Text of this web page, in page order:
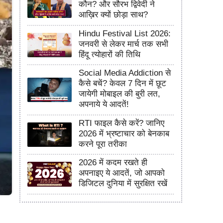
कौन? और सौरभ द्विवेदी ने
आख़िर क्यों छोड़ा साथ?
Hindu Festival List 2026:
जनवरी से लेकर मार्च तक सभी
हिंदू त्योहारों की तिथि
Social Media Addiction से
कैसे बचें? केवल 7 दिन में छूट
जायेगी मोबाइल की बुरी लत,
अपनाये ये आदतें!
RTI फाइल कैसे करें? जानिए
2026 में भ्रष्टाचार को बेनकाब
करने पूरा तरीका
2026 में कदम रखते ही
अपनाइए ये आदतें, जो आपको
डिजिटल दुनिया में सुरक्षित रखें